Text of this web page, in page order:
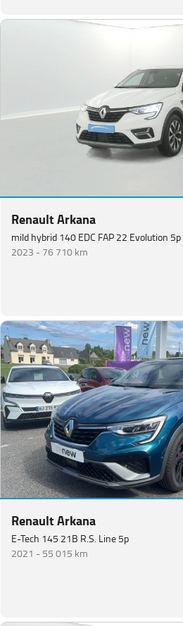
Renault Arkana
mild hybrid 140 EDC FAP 22 Evolution 5p
2023 -76 710 km
Renault Arkana
E-Tech 145 21B R.S. Line 5p
2021 -55 015 km